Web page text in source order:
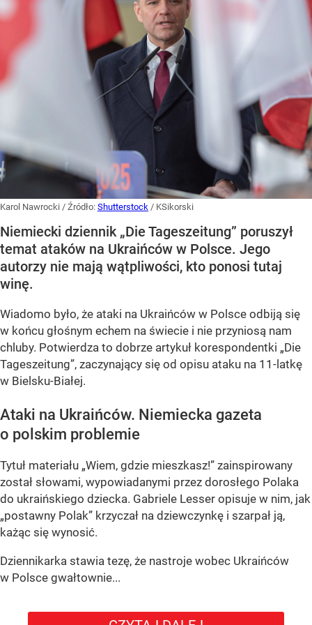
Karol Nawrocki / Źródło: Shutterstock / KSikorski
Niemiecki dziennik „Die Tageszeitung” poruszył
temat ataków na Ukraińców w Polsce. Jego
autorzy nie mają wątpliwości, kto ponosi tutaj
winę.
Wiadomo było, że ataki na Ukraińców w Polsce odbiją się
w końcu głośnym echem na świecie i nie przyniosą nam
chluby. Potwierdza to dobrze artykuł korespondentki „Die
Tageszeitung”, zaczynający się od opisu ataku na 11-latkę
w Bielsku-Białej.
Ataki na Ukraińców. Niemiecka gazeta
o polskim problemie
Tytuł materiału „Wiem, gdzie mieszkasz!” zainspirowany
został słowami, wypowiadanymi przez dorosłego Polaka
do ukraińskiego dziecka. Gabriele Lesser opisuje w nim, jak
„postawny Polak” krzyczał na dziewczynkę i szarpał ją,
każąc się wynosić.
Dziennikarka stawia tezę, że nastroje wobec Ukraińców
w Polsce gwałtownie...